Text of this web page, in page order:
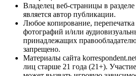
Владелец веб-страницы в
является автор публикации.
Любое копирование,
фотографий и/или
принадлежащих
запрещено.
Материалы сайта
лиц старше 21 года (21+).